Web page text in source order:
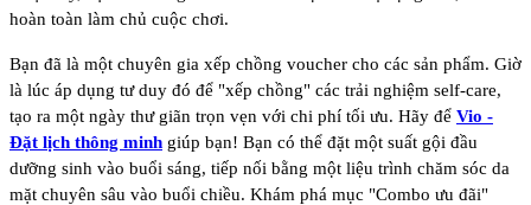
hoàn toàn làm chủ cuộc chơi.
Bạn đã là một chuyên gia xếp chồng voucher cho các sản phẩm. Giờ
là lúc áp dụng tư duy đó để "xếp chồng" các trải nghiệm self-care,
tạo ra một ngày thư giãn trọn vẹn với chi phí tối ưu. Hãy để Vio -
Đặt lịch thông minh giúp bạn! Bạn có thể đặt một suất gội đầu
dưỡng sinh vào buổi sáng, tiếp nối bằng một liệu trình chăm sóc da
mặt chuyên sâu vào buổi chiều. Khám phá mục "Combo ưu đãi"